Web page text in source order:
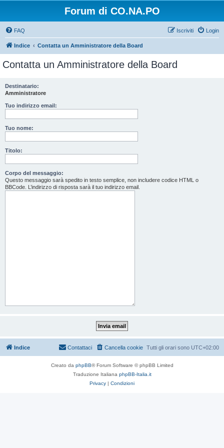
Forum di CO.NA.PO
FAQ Login
Iscriviti
Indice Contatta un Amministratore della Board
Contatta un Amministratore della Board
Destinatario:
Amministratore
Tuo indirizzo email:
Tuo nome:
Titolo:
Corpo del messaggio:
Questo messaggio sarà spedito in testo semplice, non includere codice HTML o
BBCode. L’indirizzo di risposta sarà il tuo indirizzo email.
Indice Tutti gli orari sono UTC+02:00
Cancella cookie
Contattaci
Creato da phpBB® Forum Software © phpBB Limited
Traduzione Italiana phpBB-Italia.it
Privacy | Condizioni